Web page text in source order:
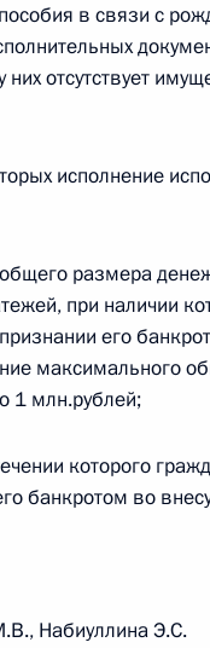
группы по
Волжского пути
о применении
отслеживания
об
по
перевозке
в связи с
них отсутствует
исполнение
размера
при наличии
его
максимального
1 млн.рублей;
которого
банкротом во
Набиуллина Э.С.